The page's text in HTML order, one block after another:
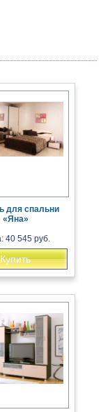
для спальни
«Яна»
40 545 руб.
Купить